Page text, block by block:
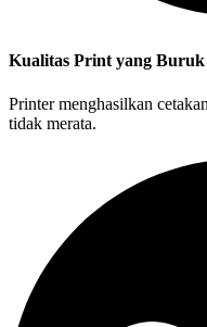
Kualitas Print yang Buruk
Printer menghasilkan
tidak merata.